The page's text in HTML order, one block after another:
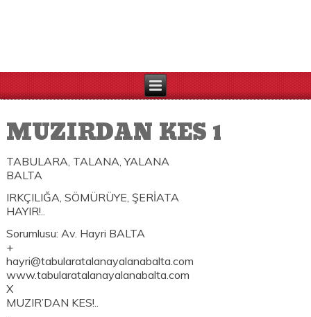
MUZIRDAN KES 1
TABULARA, TALANA, YALANA
BALTA
IRKÇILIĞA, SÖMÜRÜYE, ŞERİATA
HAYIR!..
Sorumlusu: Av. Hayri BALTA
+
hayri@tabularatalanayalanabalta.com
www.tabularatalanayalanabalta.com
X
MUZIR’DAN KES!..